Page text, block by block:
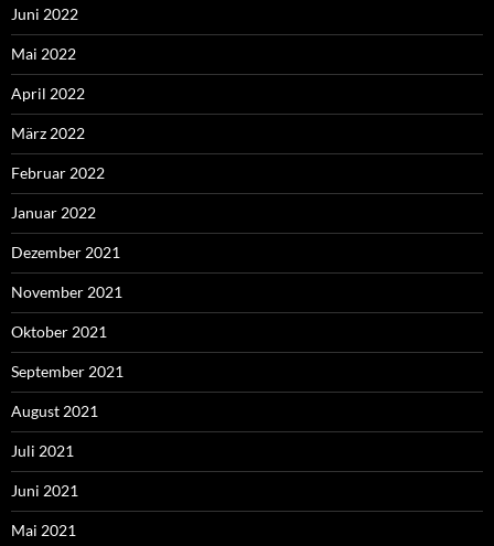
Juni 2022
Mai 2022
April 2022
März 2022
Februar 2022
Januar 2022
Dezember 2021
November 2021
Oktober 2021
September 2021
August 2021
Juli 2021
Juni 2021
Mai 2021